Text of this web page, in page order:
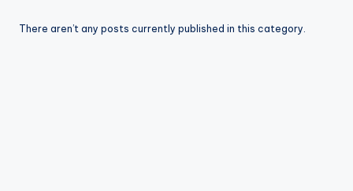
There aren’t any posts currently published in this category.